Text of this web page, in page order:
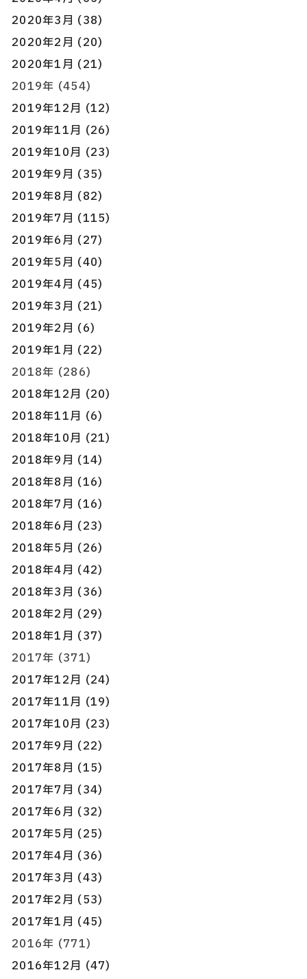
2020年3月 (38)
2020年2月 (20)
2020年1月 (21)
2019年 (454)
2019年12月 (12)
2019年11月 (26)
2019年10月 (23)
2019年9月 (35)
2019年8月 (82)
2019年7月 (115)
2019年6月 (27)
2019年5月 (40)
2019年4月 (45)
2019年3月 (21)
2019年2月 (6)
2019年1月 (22)
2018年 (286)
2018年12月 (20)
2018年11月 (6)
2018年10月 (21)
2018年9月 (14)
2018年8月 (16)
2018年7月 (16)
2018年6月 (23)
2018年5月 (26)
2018年4月 (42)
2018年3月 (36)
2018年2月 (29)
2018年1月 (37)
2017年 (371)
2017年12月 (24)
2017年11月 (19)
2017年10月 (23)
2017年9月 (22)
2017年8月 (15)
2017年7月 (34)
2017年6月 (32)
2017年5月 (25)
2017年4月 (36)
2017年3月 (43)
2017年2月 (53)
2017年1月 (45)
2016年 (771)
2016年12月 (47)